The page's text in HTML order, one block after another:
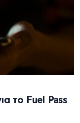
το Fuel Pass